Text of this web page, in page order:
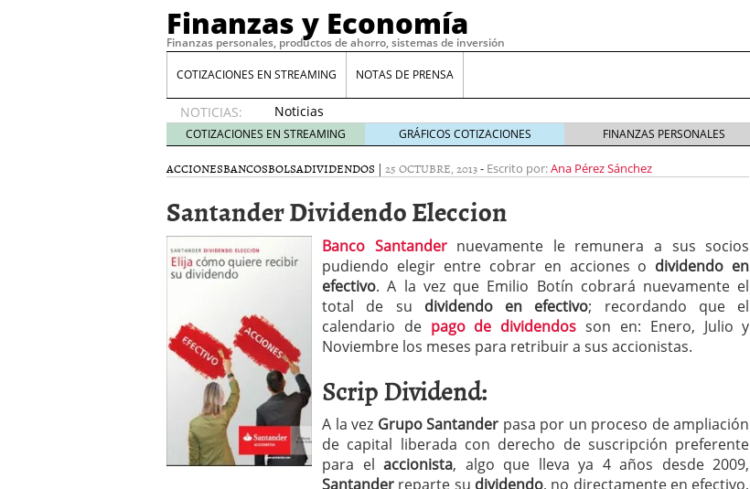
Finanzas y Economía
Finanzas personales, productos de ahorro, sistemas de inversión
COTIZACIONES EN STREAMING NOTAS DE PRENSA
NOTICIAS:
Noticias
de XRP
por qué
las
de
whales
suelen
llegar
16
de 2026
Comparativa Costes vs Agilidad: ¿Por qué el Préstamo Promotor privado
acelera la rentabilidad? 12 de diciembre de 2025
Meses sin intereses: Cómo aprovechar esta opción para gestionar tus
compras
24 de noviembre de 2025
Planificar tu herencia también es una decisión financiera: cómo anticiparte
a los costes 21 de noviembre de 2025
¿Cuánto cuesta un software punto de venta? 3 de octubre de 2025
COTIZACIONES EN STREAMING GRÁFICOS COTIZACIONES FINANZAS PERSONALES
ACCIONESBANCOSBOLSADIVIDENDOS | 25 OCTUBRE, 2013- Escrito por:Ana Pérez Sánchez
Santander Dividendo Eleccion
Banco Santandernuevamente le remunera a sus socios
pudiendo elegir entre cobrar en acciones o dividendo en
efectivo. A la vez que Emilio Botín cobrará nuevamente el
total de su dividendo en efectivo; recordando que el
calendario de pago de dividendos son en: Enero, Julio y
Noviembre los meses para retribuir a sus accionistas.
Scrip Dividend:
A la vez Grupo Santander pasa por un proceso de ampliación
de capital liberada con derecho de suscripción preferente
para elaccionista, algo que lleva ya 4 años desde 2009,
Santander reparte su dividendo, no directamente en efectivo,